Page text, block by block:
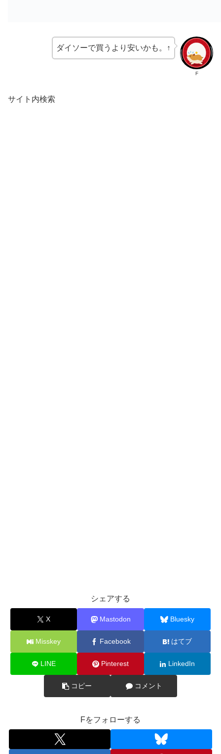
F
ダイソーで買うより安いかも。↑
サイト内検索
シェアする
X Mastodon Bluesky
Misskey Facebook はてブ
LINE Pinterest LinkedIn
コピー コメント
Fをフォローする